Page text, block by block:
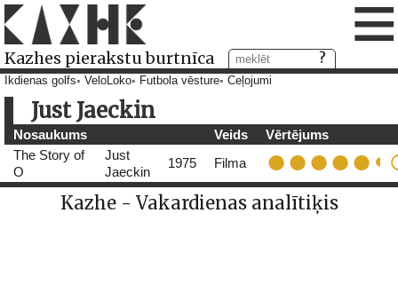
Kazhes pierakstu burtnīca ≡
Ikdienas golfs VeloLoko Futbola vēsture Ceļojumi
Just Jaeckin
Nosaukums Veids
Vērtējums
The Story of
O
Just
Jaeckin
1975 Filma
Kazhe - Vakardienas analītiķis